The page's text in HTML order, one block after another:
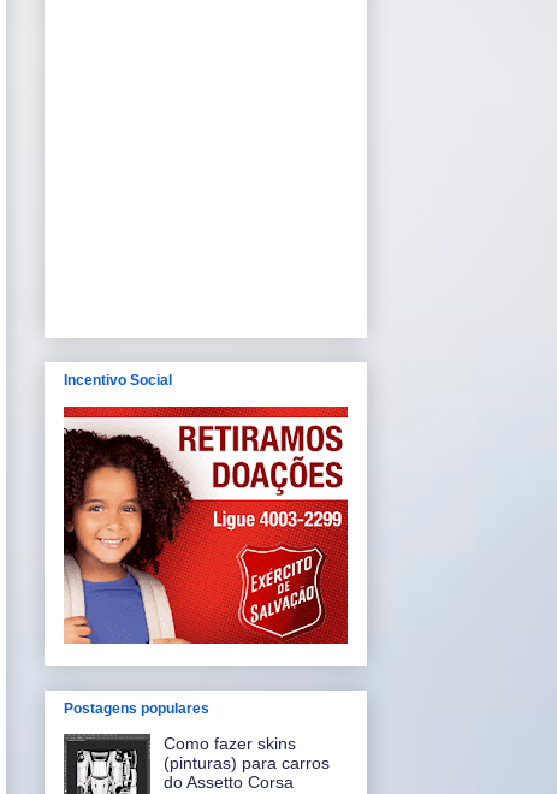
Incentivo Social
Postagens populares
Como fazer skins
(pinturas) para carros
do Assetto Corsa